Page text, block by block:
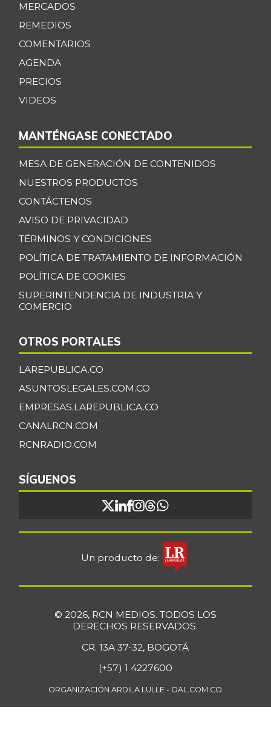
MERCADOS
REMEDIOS
COMENTARIOS
AGENDA
PRECIOS
VIDEOS
MANTÉNGASE CONECTADO
MESA DE GENERACIÓN DE CONTENIDOS
NUESTROS PRODUCTOS
CONTÁCTENOS
AVISO DE PRIVACIDAD
TÉRMINOS Y CONDICIONES
POLÍTICA DE TRATAMIENTO DE INFORMACIÓN
POLÍTICA DE COOKIES
SUPERINTENDENCIA DE INDUSTRIA Y
COMERCIO
OTROS PORTALES
LAREPUBLICA.CO
ASUNTOSLEGALES.COM.CO
EMPRESAS.LAREPUBLICA.CO
CANALRCN.COM
RCNRADIO.COM
SÍGUENOS
Un producto de:
© 2026, RCN MEDIOS. TODOS LOS
DERECHOS RESERVADOS.
CR. 13A 37-32, BOGOTÁ
(+57) 1 4227600
ORGANIZACIÓN ARDILA LÜLLE - OAL.COM.CO